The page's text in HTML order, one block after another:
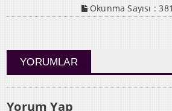
Okunma Sayısı :
YORUMLAR
Yorum Yap